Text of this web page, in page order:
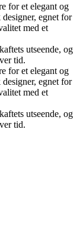
for et elegant og
egnet for
med et
utseende, og
tid.
for et elegant og
egnet for
med et
utseende, og
tid.